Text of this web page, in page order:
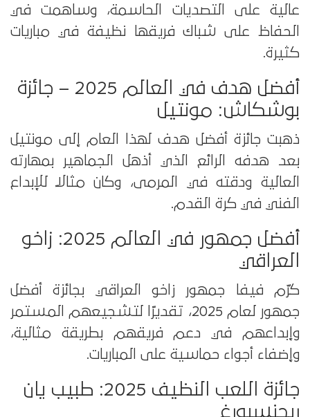
عالية على التصديات الحاسمة، وساهمت في
الحفاظ على شباك فريقها نظيفة في مباريات
كثيرة.
أفضل هدف في العالم 2025 – جائزة
بوشكاش: مونتيل
ذهبت جائزة أفضل هدف لهذا العام إلى مونتيل
بعد هدفه الرائع الذي أذهل الجماهير بمهارته
العالية ودقته في المرمى، وكان مثالًا للإبداع
الفني في كرة القدم.
أفضل جمهور في العالم 2025: زاخو
العراقي
كرّم فيفا جمهور زاخو العراقي بجائزة أفضل
جمهور لعام 2025، تقديرًا لتشجيعهم المستمر
وإبداعهم في دعم فريقهم بطريقة مثالية،
وإضفاء أجواء حماسية على المباريات.
جائزة اللعب النظيف 2025: طبيب يان
ريجنسبورغ